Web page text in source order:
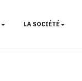
LA SOCIÉTÉ